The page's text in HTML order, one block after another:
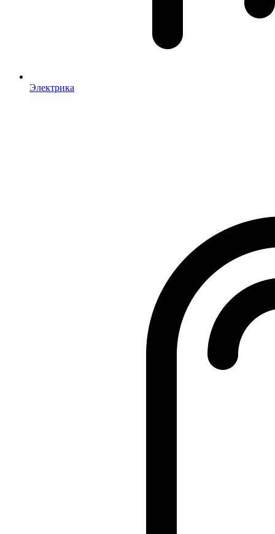
Электрика